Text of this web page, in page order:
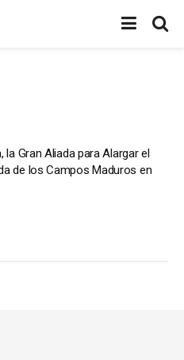
la Gran Aliada para Alargar el
de los Campos Maduros en